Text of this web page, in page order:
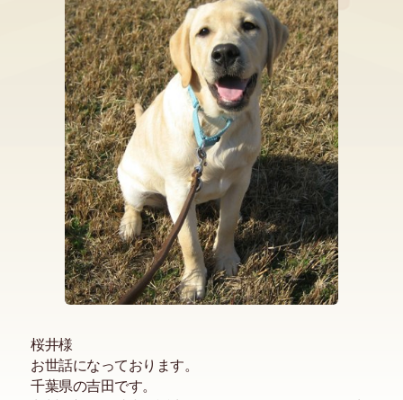
桜井様
お世話になっております。
千葉県の吉田です。